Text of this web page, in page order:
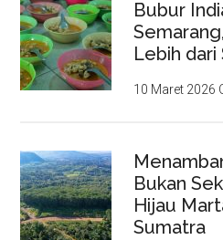
Bubur
Lebih dari
10 Maret 2026
Bukan
Hijau
Sumatra